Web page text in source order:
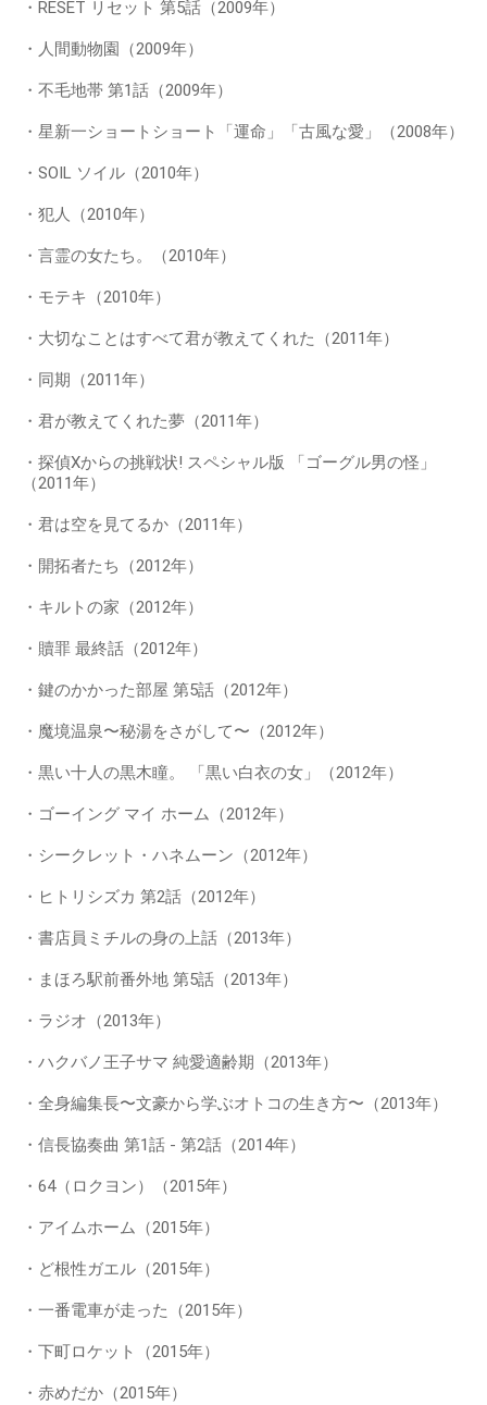
・RESET リセット 第5話（2009年）
・人間動物園（2009年）
・不毛地帯 第1話（2009年）
・星新一ショートショート「運命」「古風な愛」（2008年）
・SOIL ソイル（2010年）
・犯人（2010年）
・言霊の女たち。（2010年）
・モテキ（2010年）
・大切なことはすべて君が教えてくれた（2011年）
・同期（2011年）
・君が教えてくれた夢（2011年）
・探偵Xからの挑戦状! スペシャル版 「ゴーグル男の怪」
（2011年）
・君は空を見てるか（2011年）
・開拓者たち（2012年）
・キルトの家（2012年）
・贖罪 最終話（2012年）
・鍵のかかった部屋 第5話（2012年）
・魔境温泉〜秘湯をさがして〜（2012年）
・黒い十人の黒木瞳。 「黒い白衣の女」（2012年）
・ゴーイング マイ ホーム（2012年）
・シークレット・ハネムーン（2012年）
・ヒトリシズカ 第2話（2012年）
・書店員ミチルの身の上話（2013年）
・まほろ駅前番外地 第5話（2013年）
・ラジオ（2013年）
・ハクバノ王子サマ 純愛適齢期（2013年）
・全身編集長〜文豪から学ぶオトコの生き方〜（2013年）
・信長協奏曲 第1話 - 第2話（2014年）
・64（ロクヨン）（2015年）
・アイムホーム（2015年）
・ど根性ガエル（2015年）
・一番電車が走った（2015年）
・下町ロケット（2015年）
・赤めだか（2015年）